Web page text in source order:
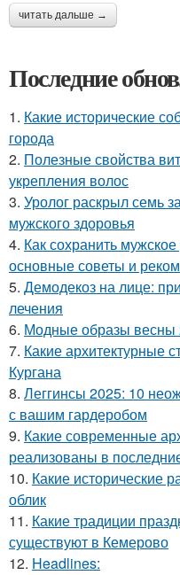
читать дальше →
Последние
1. Какие исторические
города
2. Полезные свойства
укрепления волос
3. Уролог раскрыл семь
мужского здоровья
4. Как сохранить
основные советы и
5. Демодекоз на лице:
лечения
6. Модные образы весны
7. Какие архитектурные
Кургана
8. Леггинсы 2025: 10
с вашим гардеробом
9. Какие современные
реализованы в
10. Какие исторические
облик
11. Какие традиции
существуют в Кемерово
12. Headlines: